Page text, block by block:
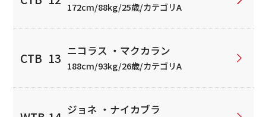
172cm/88kg/25歳/カテゴリA
ニコラス ・マクカラン
188cm/93kg/26歳/カテゴリA
ジョネ ・ナイカブラ